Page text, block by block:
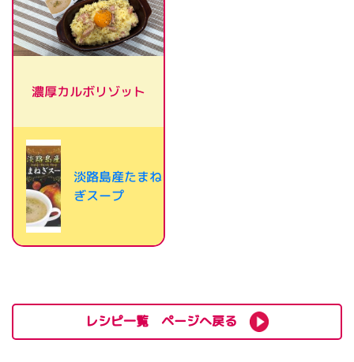
濃厚カルボリゾット
淡路島産たまね
ぎスープ
レシピ一覧 ページへ戻る